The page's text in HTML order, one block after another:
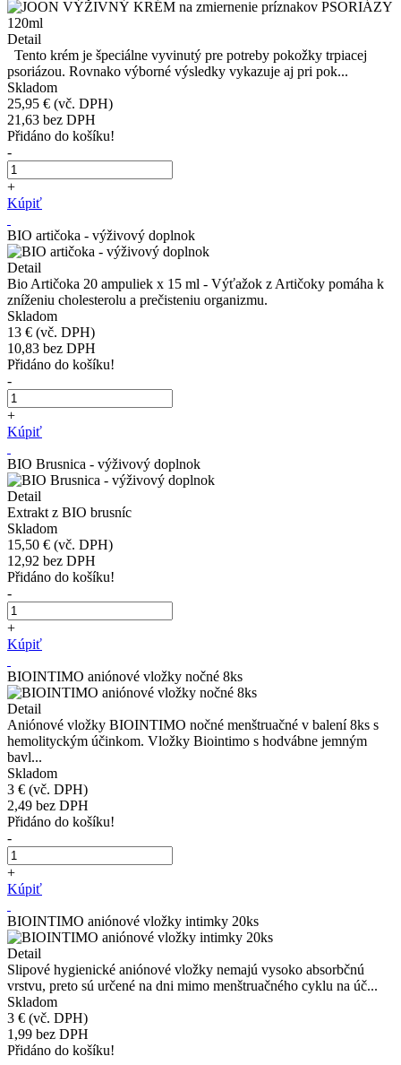
Detail
Tento krém je špeciálne vyvinutý pre potreby pokožky trpiacej
psoriázou. Rovnako výborné výsledky vykazuje aj pri pok...
Skladom
25,95 € (vč. DPH)
21,63 bez DPH
Přidáno do košíku!
-
+
Kúpiť
BIO artičoka - výživový doplnok
Detail
Bio Artičoka 20 ampuliek x 15 ml - Výťažok z Artičoky pomáha k
zníženiu cholesterolu a prečisteniu organizmu.
Skladom
13 € (vč. DPH)
10,83 bez DPH
Přidáno do košíku!
-
+
Kúpiť
BIO Brusnica - výživový doplnok
Detail
Extrakt z BIO brusníc
Skladom
15,50 € (vč. DPH)
12,92 bez DPH
Přidáno do košíku!
-
+
Kúpiť
BIOINTIMO aniónové vložky nočné 8ks
Detail
Aniónové vložky BIOINTIMO nočné menštruačné v balení 8ks s
hemolityckým účinkom. Vložky Biointimo s hodvábne jemným
bavl...
Skladom
3 € (vč. DPH)
2,49 bez DPH
Přidáno do košíku!
-
+
Kúpiť
BIOINTIMO aniónové vložky intimky 20ks
Detail
Slipové hygienické aniónové vložky nemajú vysoko absorbčnú
vrstvu, preto sú určené na dni mimo menštruačného cyklu na úč...
Skladom
3 € (vč. DPH)
1,99 bez DPH
Přidáno do košíku!